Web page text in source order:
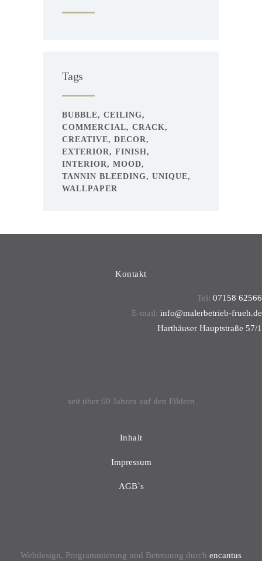
Tags
BUBBLE
CEILING
COMMERCIAL
CRACK
CREATIVE
DECOR
EXTERIOR
FINISH
INTERIOR
MOOD
TANNIN BLEEDING
UNIQUE
WALLPAPER
Kontakt
Tel: 07158 62566
E-mail: info@malerbetrieb-frueh.de
Harthäuser Hauptstraße 57/1
seit über 60 Jahren auf den Fildern
Inhalt
Impressum
AGB`s
Webdesign, Programmierung und Betreuung durch encantus